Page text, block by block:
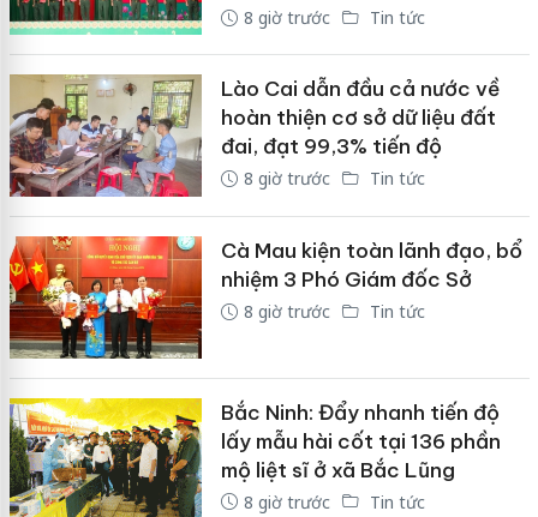
8 giờ trước Tin tức
Lào Cai dẫn đầu cả nước về
hoàn thiện cơ sở dữ liệu đất
đai, đạt 99,3% tiến độ
8 giờ trước Tin tức
Cà Mau kiện toàn lãnh đạo, bổ
nhiệm 3 Phó Giám đốc Sở
8 giờ trước Tin tức
Bắc Ninh: Đẩy nhanh tiến độ
lấy mẫu hài cốt tại 136 phần
mộ liệt sĩ ở xã Bắc Lũng
8 giờ trước Tin tức